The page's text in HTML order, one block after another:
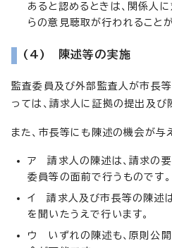
あると認めるときは、関係人
らの意見聴取が行われることが
(4) 陳述等の実施
監査委員及び外部監査人が市長
っては、請求人に証拠の提出及び
また、市長等にも陳述の機会が与
ア 請求人の陳述は、請求の要
委員等の面前で行うものです。
イ 請求人及び市長等の陳述
を聞いたうえで行います。
ウ いずれの陳述も、原則公